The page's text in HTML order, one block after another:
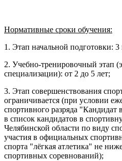
Нормативные сроки обучения:
1. Этап начальной подготовки: 3
2. Учебно-тренировочный этап
специализации): от 2 до 5 лет;
3. Этап совершенствования
ограничивается (при условии
спортивного разряда "Кандидат
в список кандидатов в
Челябинской области по виду
участия в официальных
спорта "лёгкая атлетика" не
спортивных соревнований);